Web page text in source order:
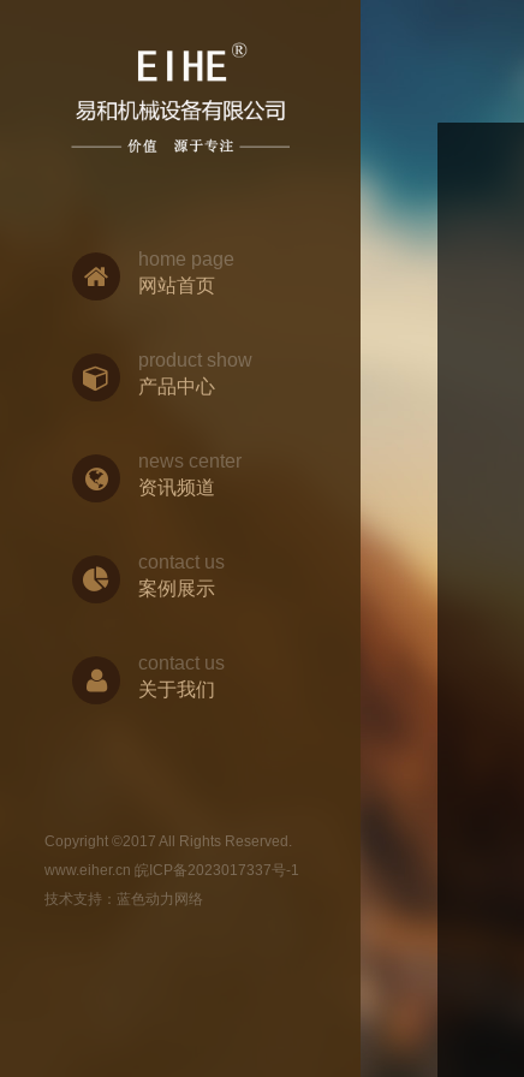
home page
网站首页
product show
产品中心
news center
资讯频道
contact us
案例展示
contact us
关于我们
Copyright ©2017 All Rights Reserved.
www.eiher.cn 皖ICP备2023017337号-1
技术支持： 蓝色动力网络